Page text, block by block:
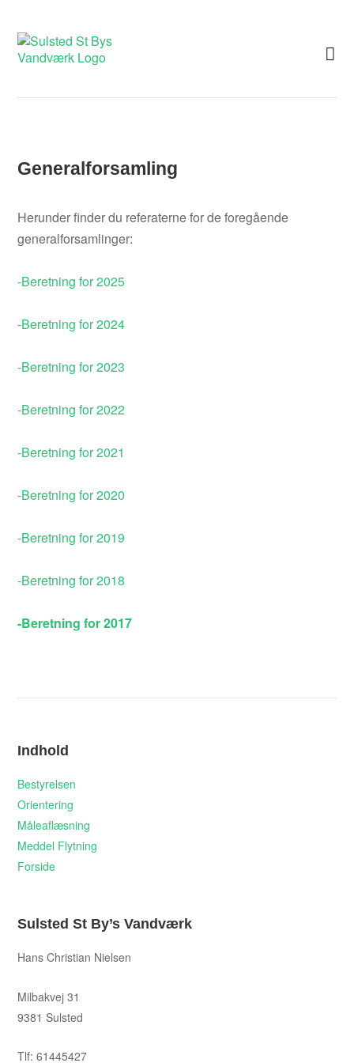
to
content
Generalforsamling
Herunder finder du referaterne for de foregående
generalforsamlinger:
-Beretning for 2025
-Beretning for 2024
-Beretning for 2023
-Beretning for 2022
-Beretning for 2021
-Beretning for 2020
-Beretning for 2019
-Beretning for 2018
-Beretning for 2017
Indhold
Bestyrelsen
Orientering
Måleaflæsning
Meddel Flytning
Forside
Sulsted St By’s Vandværk
Hans Christian Nielsen
Milbakvej 31
9381 Sulsted
Tlf: 61445427